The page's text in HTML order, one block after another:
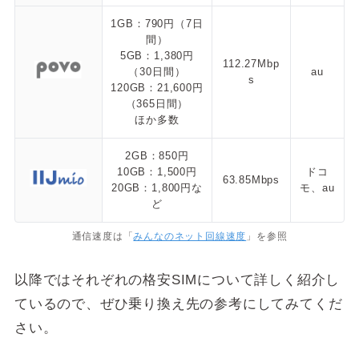
1GB：790円（7日
間）
5GB：1,380円
（30日間）
120GB：21,600円
（365日間）
ほか多数
112.27Mbp
s
au
2GB：850円
10GB：1,500円
20GB：1,800円な
ど
63.85Mbps
ドコ
モ、au
通信速度は「みんなのネット回線速度 」を参照
以降ではそれぞれの格安SIMについて詳しく紹介し
ているので、ぜひ乗り換え先の参考にしてみてくだ
さい。